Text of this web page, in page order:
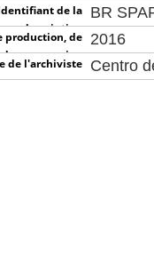
de la
description
BR
production, de
suppression
2016
de l'archiviste Centro